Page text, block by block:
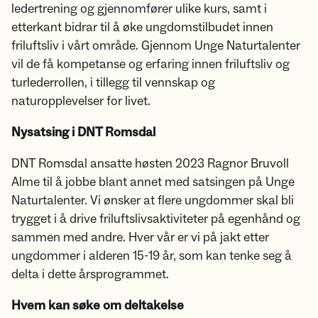
ledertrening og gjennomfører ulike kurs, samt i
etterkant bidrar til å øke ungdomstilbudet innen
friluftsliv i vårt område. Gjennom Unge Naturtalenter
vil de få kompetanse og erfaring innen friluftsliv og
turlederrollen, i tillegg til vennskap og
naturopplevelser for livet.
Nysatsing i DNT Romsdal
DNT Romsdal ansatte høsten 2023 Ragnor Bruvoll
Alme til å jobbe blant annet med satsingen på Unge
Naturtalenter. Vi ønsker at flere ungdommer skal bli
trygget i å drive friluftslivsaktiviteter på egenhånd og
sammen med andre. Hver vår er vi på jakt etter
ungdommer i alderen 15-19 år, som kan tenke seg å
delta i dette årsprogrammet.
Hvem kan søke om deltakelse